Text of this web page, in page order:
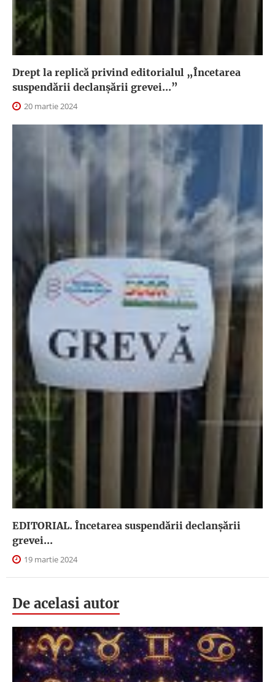
Drept la replică privind editorialul „Încetarea
suspendării declanşării grevei...”
20 martie 2024
EDITORIAL. Încetarea suspendării declanşării
grevei...
19 martie 2024
De acelasi autor